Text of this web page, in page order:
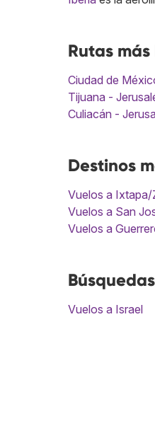
Rutas
Ciudad de
Tijuana -
Culiacán -
Destinos
Vuelos a Ixtapa/
Vuelos a San
Vuelos a
Vuelos a Israel